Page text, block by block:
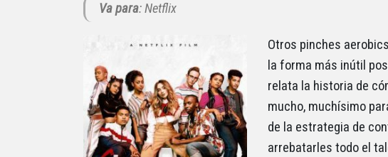
Va para: Netflix
Otros pinches
la forma más inútil
relata la historia de
mucho, muchísimo
de la estrategia de
arrebatarles todo el